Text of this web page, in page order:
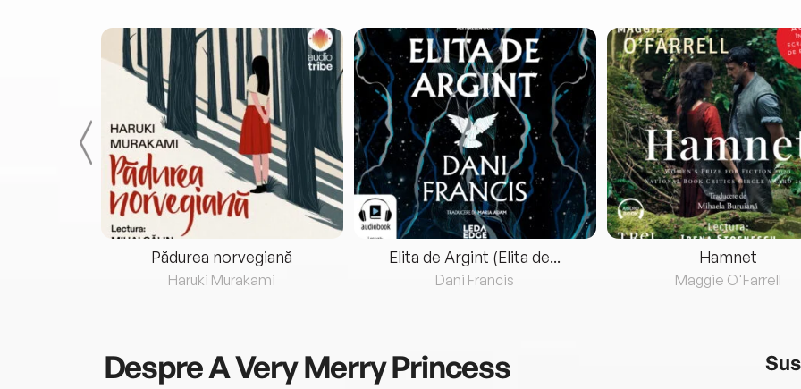
Pădurea norvegiană
Haruki Murakami
Elita de Argint (Elita de...
Dani Francis
Hamnet
Maggie O'Farrell
DespreA Very Merry Princess